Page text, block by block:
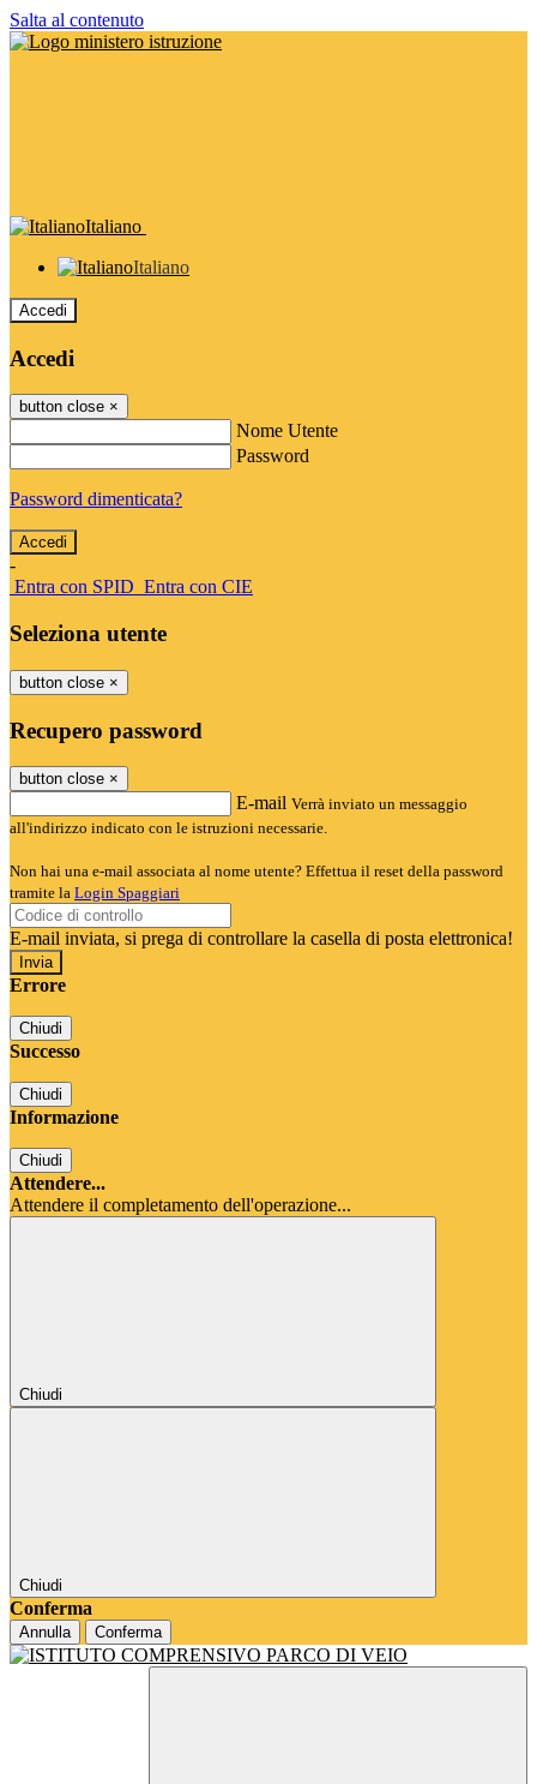
Salta al contenuto
Italiano
Italiano
Accedi
Accedi
button close ×
Nome Utente
Password
Password dimenticata?
-
Entra con SPID Entra con CIE
Seleziona utente
button close ×
Recupero password
button close ×
E-mail Verrà inviato un messaggio
all'indirizzo indicato con le istruzioni necessarie.
Non hai una e-mail associata al nome utente? Effettua il reset della password
tramite la Login Spaggiari
E-mail inviata, si prega di controllare la casella di posta elettronica!
Errore
Chiudi
Successo
Chiudi
Informazione
Chiudi
Attendere...
Attendere il completamento dell'operazione...
Chiudi
Chiudi
Conferma
Annulla Conferma